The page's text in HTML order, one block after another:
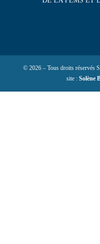
© 2026 – Tous droits
site :Solène